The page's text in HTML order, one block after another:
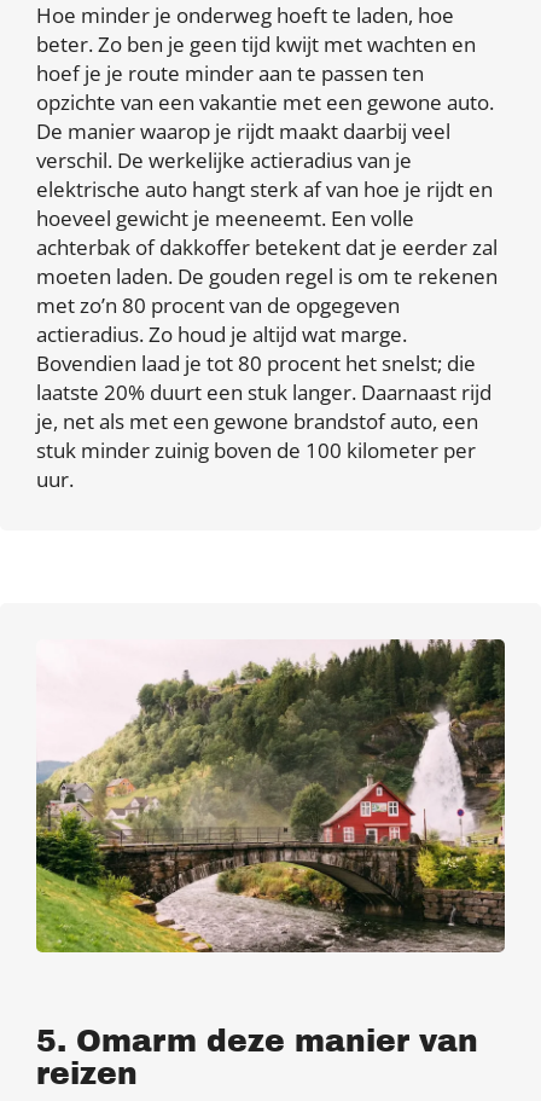
Hoe minder je onderweg hoeft te laden, hoe
beter. Zo ben je geen tijd kwijt met wachten en
hoef je je route minder aan te passen ten
opzichte van een vakantie met een gewone auto.
De manier waarop je rijdt maakt daarbij veel
verschil. De werkelijke actieradius van je
elektrische auto hangt sterk af van hoe je rijdt en
hoeveel gewicht je meeneemt. Een volle
achterbak of dakkoffer betekent dat je eerder zal
moeten laden. De gouden regel is om te rekenen
met zo’n 80 procent van de opgegeven
actieradius. Zo houd je altijd wat marge.
Bovendien laad je tot 80 procent het snelst; die
laatste 20% duurt een stuk langer. Daarnaast rijd
je, net als met een gewone brandstof auto, een
stuk minder zuinig boven de 100 kilometer per
uur.
5. Omarm deze manier van
reizen